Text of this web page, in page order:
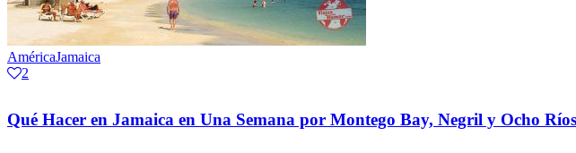
AméricaJamaica
2
Qué Hacer en Jamaica en Una Semana por Montego Bay, Negril y Ocho Ríos